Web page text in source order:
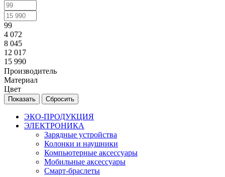
99
4 072
8 045
12 017
15 990
Производитель
Материал
Цвет
Сбросить
ЭКО-ПРОДУКЦИЯ
ЭЛЕКТРОНИКА
Зарядные устройства
Колонки и наушники
Компьютерные аксессуары
Мобильные аксессуары
Смарт-браслеты